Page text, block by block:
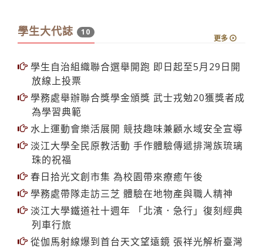
放線上投票
學務處舉辦聯合獎學金頒獎 武士戎勉20獲獎者成
為學習典範
水上運動會樂活展開 競技趣味兼顧水域安全宣導
淡江大學全民原教活動 手作體驗傳遞排灣族琉璃
珠的祝福
春日拾光文創市集 為校園帶來療癒午後
學務處帶隊走訪三芝 體驗在地物產與職人精神
淡江大學鐵道社十週年 「北濱．急行」復刻經典
列車行旅
從伽馬射線爆到首台天文望遠鏡 張祥光解析臺灣
太空科學計畫